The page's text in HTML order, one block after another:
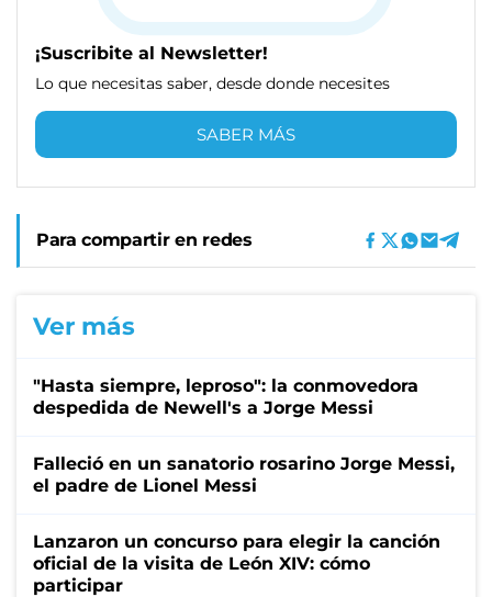
¡Suscribite al Newsletter!
Lo que necesitas saber, desde donde necesites
SABER MÁS
Para compartir en redes
Ver más
"Hasta siempre, leproso": la conmovedora
despedida de Newell's a Jorge Messi
Falleció en un sanatorio rosarino Jorge Messi,
el padre de Lionel Messi
Lanzaron un concurso para elegir la canción
oficial de la visita de León XIV: cómo
participar